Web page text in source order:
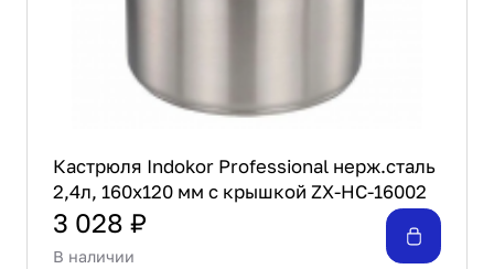
Кастрюля Indokor Professional нерж.сталь
2,4л, 160x120 мм с крышкой ZX-HC-16002
3 028 ₽
В наличии